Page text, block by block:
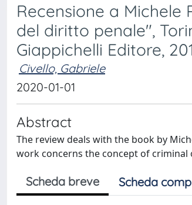
Recensione a
del diritto penale",
Giappichelli Editore,
Civello, Gabriele
2020-01-01
Abstract
The review deals with the book by
work concerns the concept of
Scheda breve Scheda